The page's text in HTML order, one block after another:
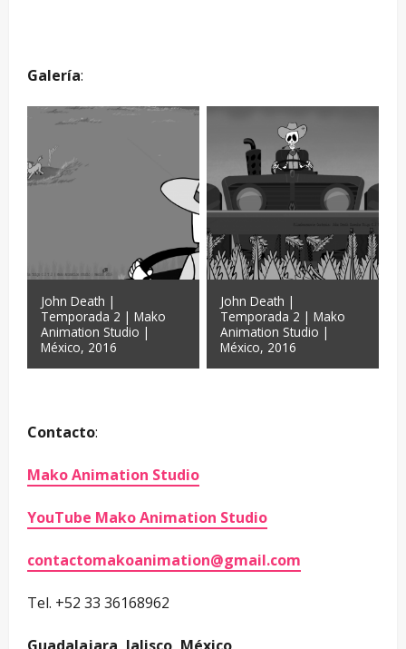
Galería:
John Death |
Temporada 2 | Mako
Animation Studio |
México, 2016
John Death |
Temporada 2 | Mako
Animation Studio |
México, 2016
Contacto:
Mako Animation Studio
YouTube Mako Animation Studio
contactomakoanimation@gmail.com
Tel. +52 33 36168962
Guadalajara, Jalisco, México